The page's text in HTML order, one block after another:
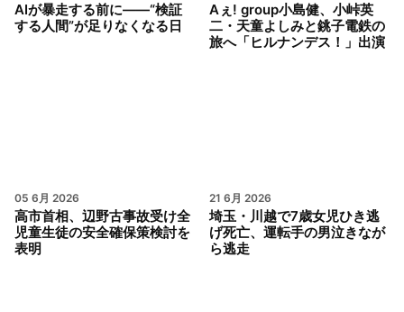
AIが暴走する前に——“検証
する人間”が足りなくなる日
Aぇ! group小島健、小峠英
二・天童よしみと銚子電鉄の
旅へ「ヒルナンデス！」出演
05 6月 2026
高市首相、辺野古事故受け全
児童生徒の安全確保策検討を
表明
21 6月 2026
埼玉・川越で7歳女児ひき逃
げ死亡、運転手の男泣きなが
ら逃走